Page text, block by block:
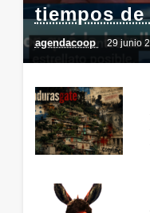
tiempos
agendacoop 29 junio